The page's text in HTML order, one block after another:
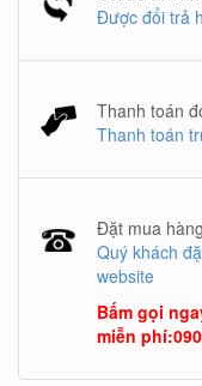
Được đổi trả
Thanh toán
Thanh toán
Đặt mua
Quý khách
website
Bấm gọi
miễn phí: